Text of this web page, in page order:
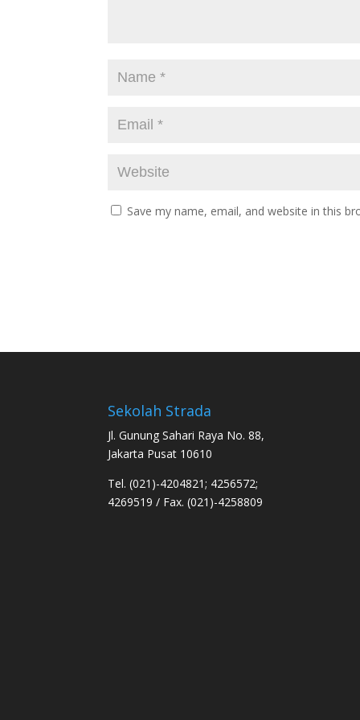
Save my name, email, and website in this
Sekolah Strada
Jl. Gunung Sahari Raya No. 88,
Jakarta Pusat 10610
Tel. (021)-4204821; 4256572;
4269519 / Fax. (021)-4258809